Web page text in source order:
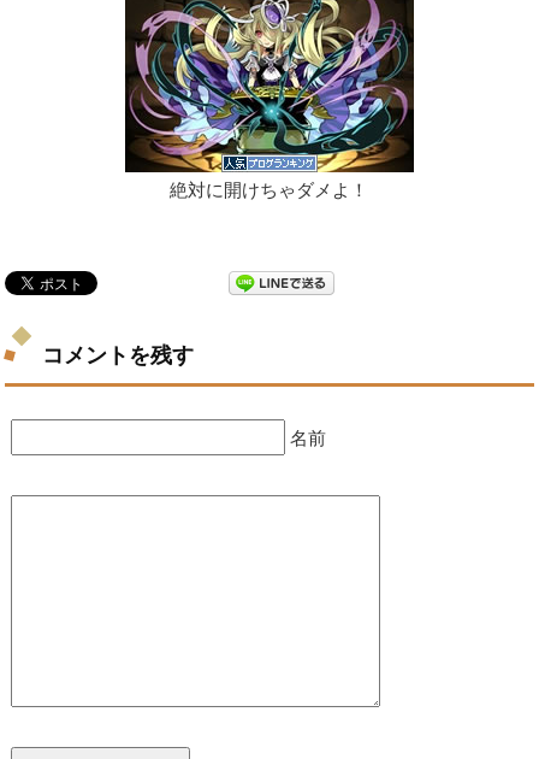
絶対に開けちゃダメよ！
コメントを残す
名前